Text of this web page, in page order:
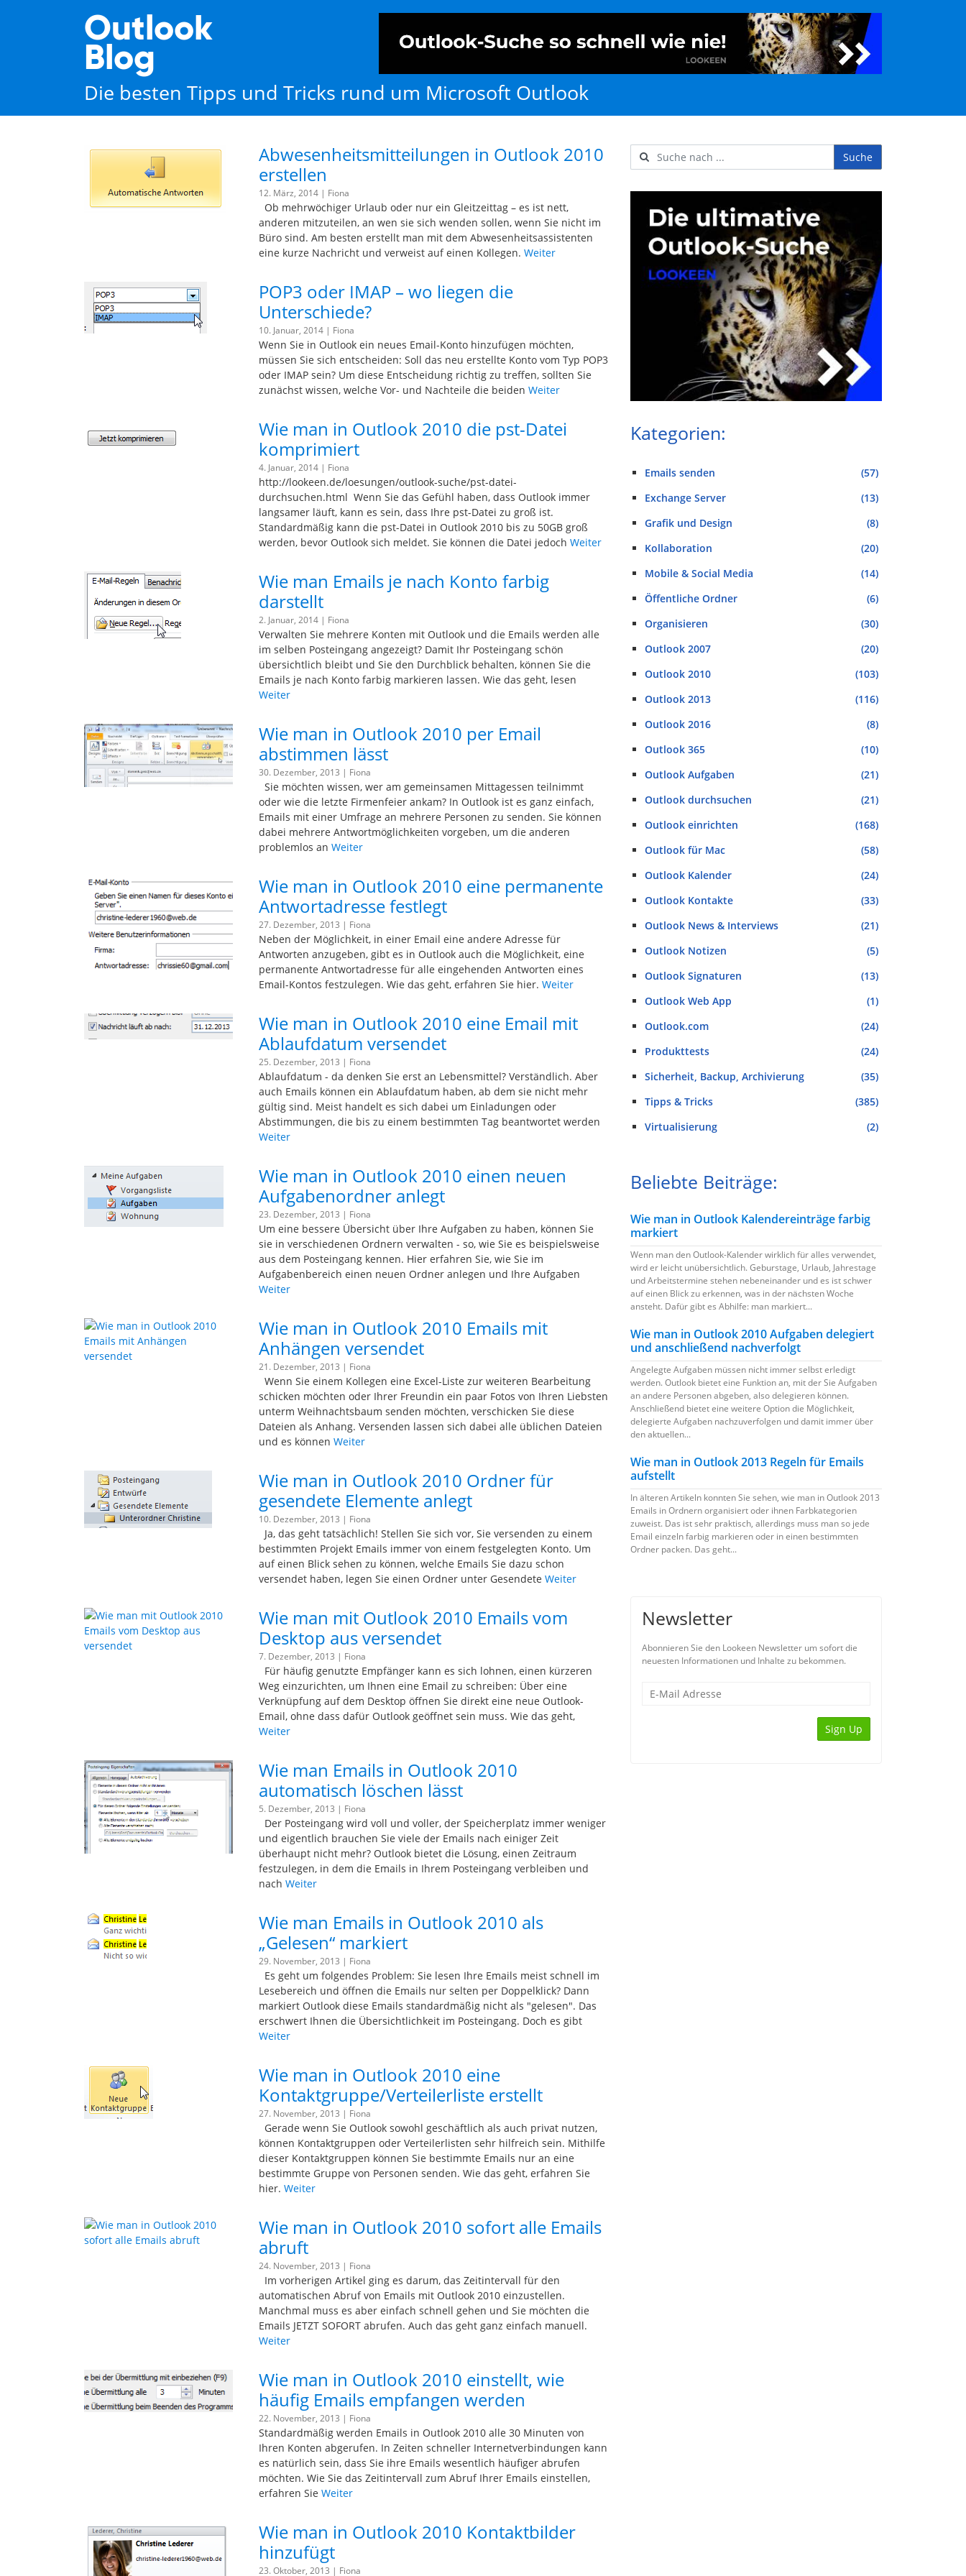
Outlook
Blog
Die besten Tipps und Tricks rund um Microsoft Outlook
Abwesenheitsmitteilungen in Outlook 2010
erstellen
12. März, 2014 | Fiona
Ob mehrwöchiger Urlaub oder nur ein Gleitzeittag – es ist nett,
anderen mitzuteilen, an wen sie sich wenden sollen, wenn Sie nicht im
Büro sind. Am besten erstellt man mit dem Abwesenheitsassistenten
eine kurze Nachricht und verweist auf einen Kollegen.Weiter
POP3 oder IMAP – wo liegen die
Unterschiede?
10. Januar, 2014 | Fiona
Wenn Sie in Outlook ein neues Email-Konto hinzufügen möchten,
müssen Sie sich entscheiden: Soll das neu erstellte Konto vom Typ POP3
oder IMAP sein? Um diese Entscheidung richtig zu treffen, sollten Sie
zunächst wissen, welche Vor- und Nachteile die beidenWeiter
Wie man in Outlook 2010 die pst-Datei
komprimiert
4. Januar, 2014 | Fiona
http://lookeen.de/loesungen/outlook-suche/pst-datei-
durchsuchen.html Wenn Sie das Gefühl haben, dass Outlook immer
langsamer läuft, kann es sein, dass Ihre pst-Datei zu groß ist.
Standardmäßig kann die pst-Datei in Outlook 2010 bis zu 50GB groß
werden, bevor Outlook sich meldet. Sie können die Datei jedochWeiter
Wie man Emails je nach Konto farbig
darstellt
2. Januar, 2014 | Fiona
Verwalten Sie mehrere Konten mit Outlook und die Emails werden alle
im selben Posteingang angezeigt? Damit Ihr Posteingang schön
übersichtlich bleibt und Sie den Durchblick behalten, können Sie die
Emails je nach Konto farbig markieren lassen. Wie das geht, lesen
Weiter
Wie man in Outlook 2010 per Email
abstimmen lässt
30. Dezember, 2013 | Fiona
Sie möchten wissen, wer am gemeinsamen Mittagessen teilnimmt
oder wie die letzte Firmenfeier ankam? In Outlook ist es ganz einfach,
Emails mit einer Umfrage an mehrere Personen zu senden. Sie können
dabei mehrere Antwortmöglichkeiten vorgeben, um die anderen
problemlos anWeiter
Wie man in Outlook 2010 eine permanente
Antwortadresse festlegt
27. Dezember, 2013 | Fiona
Neben der Möglichkeit, in einer Email eine andere Adresse für
Antworten anzugeben, gibt es in Outlook auch die Möglichkeit, eine
permanente Antwortadresse für alle eingehenden Antworten eines
Email-Kontos festzulegen. Wie das geht, erfahren Sie hier.Weiter
Wie man in Outlook 2010 eine Email mit
Ablaufdatum versendet
25. Dezember, 2013 | Fiona
Ablaufdatum - da denken Sie erst an Lebensmittel? Verständlich. Aber
auch Emails können ein Ablaufdatum haben, ab dem sie nicht mehr
gültig sind. Meist handelt es sich dabei um Einladungen oder
Abstimmungen, die bis zu einem bestimmten Tag beantwortet werden
Weiter
Wie man in Outlook 2010 einen neuen
Aufgabenordner anlegt
23. Dezember, 2013 | Fiona
Um eine bessere Übersicht über Ihre Aufgaben zu haben, können Sie
sie in verschiedenen Ordnern verwalten - so, wie Sie es beispielsweise
aus dem Posteingang kennen. Hier erfahren Sie, wie Sie im
Aufgabenbereich einen neuen Ordner anlegen und Ihre Aufgaben
Weiter
Wie man in Outlook 2010 Emails mit
Anhängen versendet
21. Dezember, 2013 | Fiona
Wenn Sie einem Kollegen eine Excel-Liste zur weiteren Bearbeitung
schicken möchten oder Ihrer Freundin ein paar Fotos von Ihren Liebsten
unterm Weihnachtsbaum senden möchten, verschicken Sie diese
Dateien als Anhang. Versenden lassen sich dabei alle üblichen Dateien
und es könnenWeiter
Wie man in Outlook 2010 Ordner für
gesendete Elemente anlegt
10. Dezember, 2013 | Fiona
Ja, das geht tatsächlich! Stellen Sie sich vor, Sie versenden zu einem
bestimmten Projekt Emails immer von einem festgelegten Konto. Um
auf einen Blick sehen zu können, welche Emails Sie dazu schon
versendet haben, legen Sie einen Ordner unter GesendeteWeiter
Wie man mit Outlook 2010 Emails vom
Desktop aus versendet
7. Dezember, 2013 | Fiona
Für häufig genutzte Empfänger kann es sich lohnen, einen kürzeren
Weg einzurichten, um Ihnen eine Email zu schreiben: Über eine
Verknüpfung auf dem Desktop öffnen Sie direkt eine neue Outlook-
Email, ohne dass dafür Outlook geöffnet sein muss. Wie das geht,
Weiter
Wie man Emails in Outlook 2010
automatisch löschen lässt
5. Dezember, 2013 | Fiona
Der Posteingang wird voll und voller, der Speicherplatz immer weniger
und eigentlich brauchen Sie viele der Emails nach einiger Zeit
überhaupt nicht mehr? Outlook bietet die Lösung, einen Zeitraum
festzulegen, in dem die Emails in Ihrem Posteingang verbleiben und
nachWeiter
Wie man Emails in Outlook 2010 als
„Gelesen“ markiert
29. November, 2013 | Fiona
Es geht um folgendes Problem: Sie lesen Ihre Emails meist schnell im
Lesebereich und öffnen die Emails nur selten per Doppelklick? Dann
markiert Outlook diese Emails standardmäßig nicht als "gelesen". Das
erschwert Ihnen die Übersichtlichkeit im Posteingang. Doch es gibt
Weiter
Wie man in Outlook 2010 eine
Kontaktgruppe/Verteilerliste erstellt
27. November, 2013 | Fiona
Gerade wenn Sie Outlook sowohl geschäftlich als auch privat nutzen,
können Kontaktgruppen oder Verteilerlisten sehr hilfreich sein. Mithilfe
dieser Kontaktgruppen können Sie bestimmte Emails nur an eine
bestimmte Gruppe von Personen senden. Wie das geht, erfahren Sie
hier.Weiter
Wie man in Outlook 2010 sofort alle Emails
abruft
24. November, 2013 | Fiona
Im vorherigen Artikel ging es darum, das Zeitintervall für den
automatischen Abruf von Emails mit Outlook 2010 einzustellen.
Manchmal muss es aber einfach schnell gehen und Sie möchten die
Emails JETZT SOFORT abrufen. Auch das geht ganz einfach manuell.
Weiter
Wie man in Outlook 2010 einstellt, wie
häufig Emails empfangen werden
22. November, 2013 | Fiona
Standardmäßig werden Emails in Outlook 2010 alle 30 Minuten von
Ihren Konten abgerufen. In Zeiten schneller Internetverbindungen kann
es natürlich sein, dass Sie ihre Emails wesentlich häufiger abrufen
möchten. Wie Sie das Zeitintervall zum Abruf Ihrer Emails einstellen,
erfahren SieWeiter
Wie man in Outlook 2010 Kontaktbilder
hinzufügt
23. Oktober, 2013 | Fiona
Username
Suche
Kategorien:
Emails senden
(57)
Exchange Server
(13)
Grafik und Design
(8)
Kollaboration
(20)
Mobile & Social Media
(14)
Öffentliche Ordner
(6)
Organisieren
(30)
Outlook 2007
(20)
Outlook 2010
(103)
Outlook 2013
(116)
Outlook 2016
(8)
Outlook 365
(10)
Outlook Aufgaben
(21)
Outlook durchsuchen
(21)
Outlook einrichten
(168)
Outlook für Mac
(58)
Outlook Kalender
(24)
Outlook Kontakte
(33)
Outlook News & Interviews
(21)
Outlook Notizen
(5)
Outlook Signaturen
(13)
Outlook Web App
(1)
Outlook.com
(24)
Produkttests
(24)
Sicherheit, Backup, Archivierung
(35)
Tipps & Tricks
(385)
Virtualisierung
(2)
Beliebte Beiträge:
Wie man in Outlook Kalendereinträge farbig
markiert
Wenn man den Outlook-Kalender wirklich für alles verwendet,
wird er leicht unübersichtlich. Geburstage, Urlaub, Jahrestage
und Arbeitstermine stehen nebeneinander und es ist schwer
auf einen Blick zu erkennen, was in der nächsten Woche
ansteht. Dafür gibt es Abhilfe: man markiert...
Wie man in Outlook 2010 Aufgaben delegiert
und anschließend nachverfolgt
Angelegte Aufgaben müssen nicht immer selbst erledigt
werden. Outlook bietet eine Funktion an, mit der Sie Aufgaben
an andere Personen abgeben, also delegieren können.
Anschließend bietet eine weitere Option die Möglichkeit,
delegierte Aufgaben nachzuverfolgen und damit immer über
den aktuellen...
Wie man in Outlook 2013 Regeln für Emails
aufstellt
In älteren Artikeln konnten Sie sehen, wie man in Outlook 2013
Emails in Ordnern organisiert oder ihnen Farbkategorien
zuweist. Das ist sehr praktisch, allerdings muss man so jede
Email einzeln farbig markieren oder in einen bestimmten
Ordner packen. Das geht...
Newsletter
Abonnieren Sie den Lookeen Newsletter um sofort die
neuesten Informationen und Inhalte zu bekommen.
Sign Up